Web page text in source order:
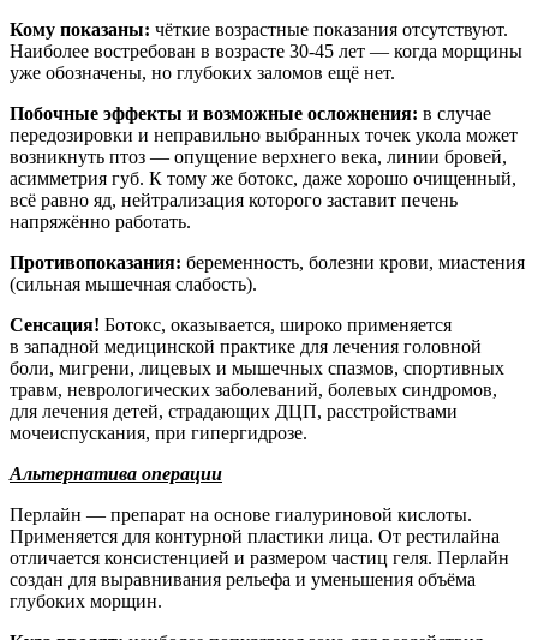
Кому показаны: чёткие возрастные показания отсутствуют.
Наиболее востребован в возрасте 30-45 лет — когда морщины
уже обозначены, но глубоких заломов ещё нет.
Побочные эффекты и возможные осложнения: в случае
передозировки и неправильно выбранных точек укола может
возникнуть птоз — опущение верхнего века, линии бровей,
асимметрия губ. К тому же ботокс, даже хорошо очищенный,
всё равно яд, нейтрализация которого заставит печень
напряжённо работать.
Противопоказания: беременность, болезни крови, миастения
(сильная мышечная слабость).
Сенсация! Ботокс, оказывается, широко применяется
в западной медицинской практике для лечения головной
боли, мигрени, лицевых и мышечных спазмов, спортивных
травм, неврологических заболеваний, болевых синдромов,
для лечения детей, страдающих ДЦП, расстройствами
мочеиспускания, при гипергидрозе.
Альтернатива операции
Перлайн — препарат на основе гиалуриновой кислоты.
Применяется для контурной пластики лица. От рестилайна
отличается консистенцией и размером частиц геля. Перлайн
создан для выравнивания рельефа и уменьшения объёма
глубоких морщин.